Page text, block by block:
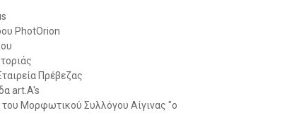
PhotOrion
Πρέβεζας
art.A's
Μορφωτικού Συλλόγου Αίγινας "ο